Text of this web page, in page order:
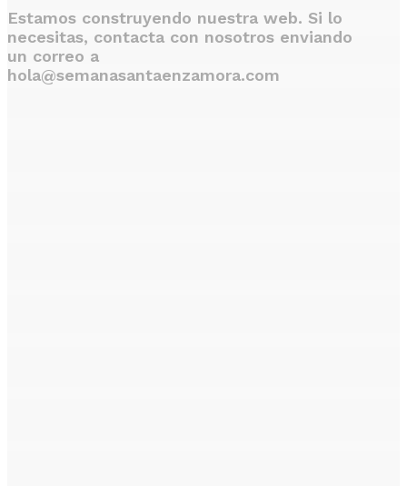
Estamos construyendo nuestra web. Si lo
necesitas, contacta con nosotros enviando
un correo a
hola@semanasantaenzamora.com